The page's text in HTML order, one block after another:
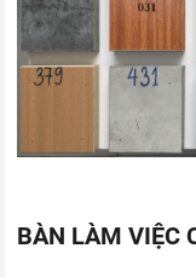
BÀN LÀM VIỆC